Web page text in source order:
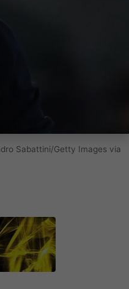
Sabattini/Getty Images via